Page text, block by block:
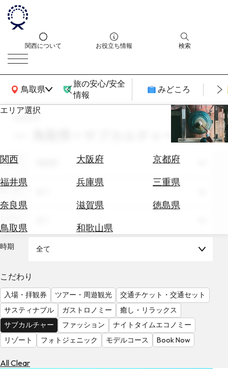
関西について お役立ち情報 検索
鳥取県
関西広域MAP
旅の安心/安全
情報
みどころ
エリア選択
関西 大阪府
京都府
福井県
兵庫県
三重県
奈良県
滋賀県
徳島県
鳥取県
和歌山県
エ
券
テ
を
調
べ
る
天
気
を
見
る
search
エリア
テーマ
時期 全て
こだわり
入場・拝観券 ツアー・周遊観光
交通チケット・交通セット
サスティナブル
ガストロノミー
癒し・リラックス
サブカルチャー
ファッション
ナイトタイムエコノミー
リゾート
フォトジェニック モデルコース Book Now
All Clear